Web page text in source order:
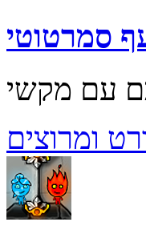
סמרטוטי
ומרוצים